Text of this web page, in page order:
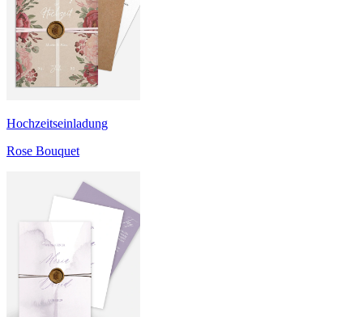
Hochzeitseinladung
Rose Bouquet